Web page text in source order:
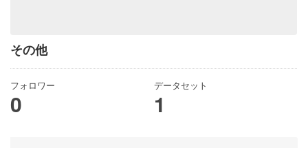
その他
フォロワー
0
データセット
1